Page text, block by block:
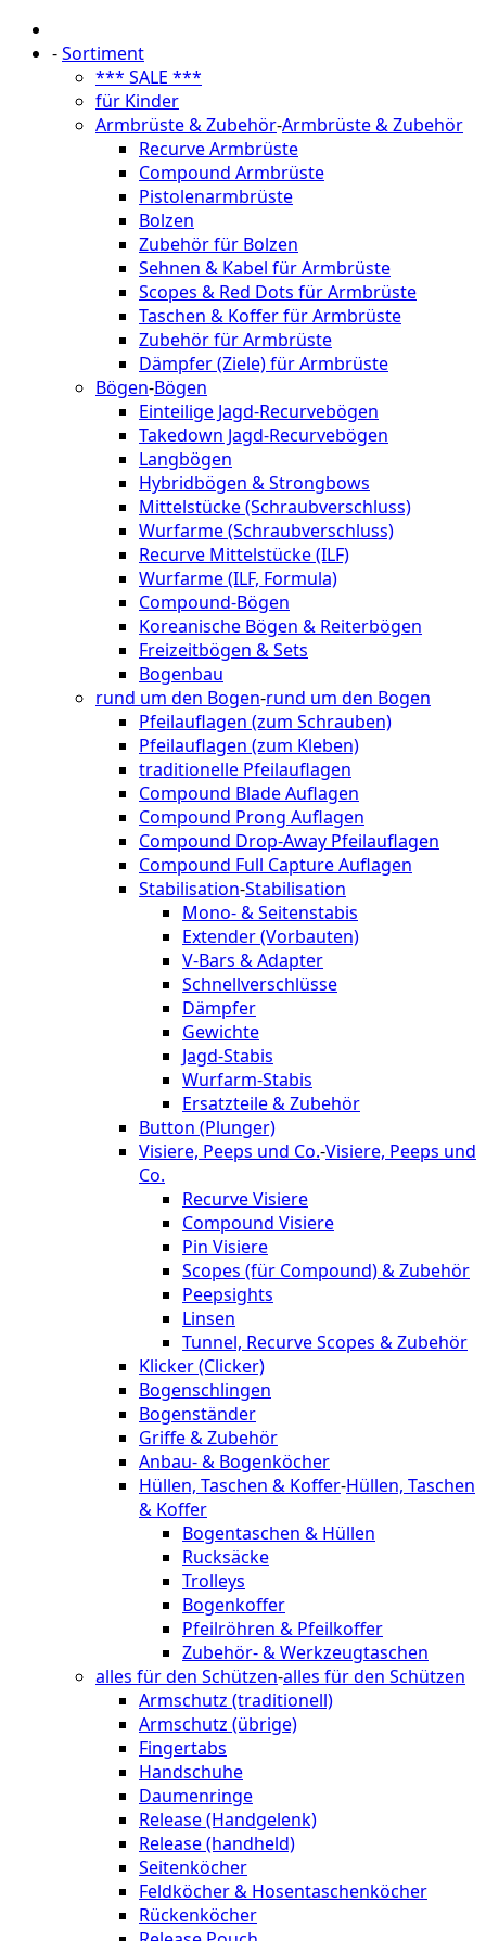
-Sortiment
*** SALE ***
für Kinder
Armbrüste & Zubehör-Armbrüste & Zubehör
Recurve Armbrüste
Compound Armbrüste
Pistolenarmbrüste
Bolzen
Zubehör für Bolzen
Sehnen & Kabel für Armbrüste
Scopes & Red Dots für Armbrüste
Taschen & Koffer für Armbrüste
Zubehör für Armbrüste
Dämpfer (Ziele) für Armbrüste
Bögen-Bögen
Einteilige Jagd-Recurvebögen
Takedown Jagd-Recurvebögen
Langbögen
Hybridbögen & Strongbows
Mittelstücke (Schraubverschluss)
Wurfarme (Schraubverschluss)
Recurve Mittelstücke (ILF)
Wurfarme (ILF, Formula)
Compound-Bögen
Koreanische Bögen & Reiterbögen
Freizeitbögen & Sets
Bogenbau
rund um den Bogen-rund um den Bogen
Pfeilauflagen (zum Schrauben)
Pfeilauflagen (zum Kleben)
traditionelle Pfeilauflagen
Compound Blade Auflagen
Compound Prong Auflagen
Compound Drop-Away Pfeilauflagen
Compound Full Capture Auflagen
Stabilisation-Stabilisation
Mono- & Seitenstabis
Extender (Vorbauten)
V-Bars & Adapter
Schnellverschlüsse
Dämpfer
Gewichte
Jagd-Stabis
Wurfarm-Stabis
Ersatzteile & Zubehör
Button (Plunger)
Visiere, Peeps und Co.-Visiere, Peeps und
Co.
Recurve Visiere
Compound Visiere
Pin Visiere
Scopes (für Compound) & Zubehör
Peepsights
Linsen
Tunnel, Recurve Scopes & Zubehör
Klicker (Clicker)
Bogenschlingen
Bogenständer
Griffe & Zubehör
Anbau- & Bogenköcher
Hüllen, Taschen & Koffer-Hüllen, Taschen
& Koffer
Bogentaschen & Hüllen
Rucksäcke
Trolleys
Bogenkoffer
Pfeilröhren & Pfeilkoffer
Zubehör- & Werkzeugtaschen
alles für den Schützen-alles für den Schützen
Armschutz (traditionell)
Armschutz (übrige)
Fingertabs
Handschuhe
Daumenringe
Release (Handgelenk)
Release (handheld)
Seitenköcher
Feldköcher & Hosentaschenköcher
Rückenköcher